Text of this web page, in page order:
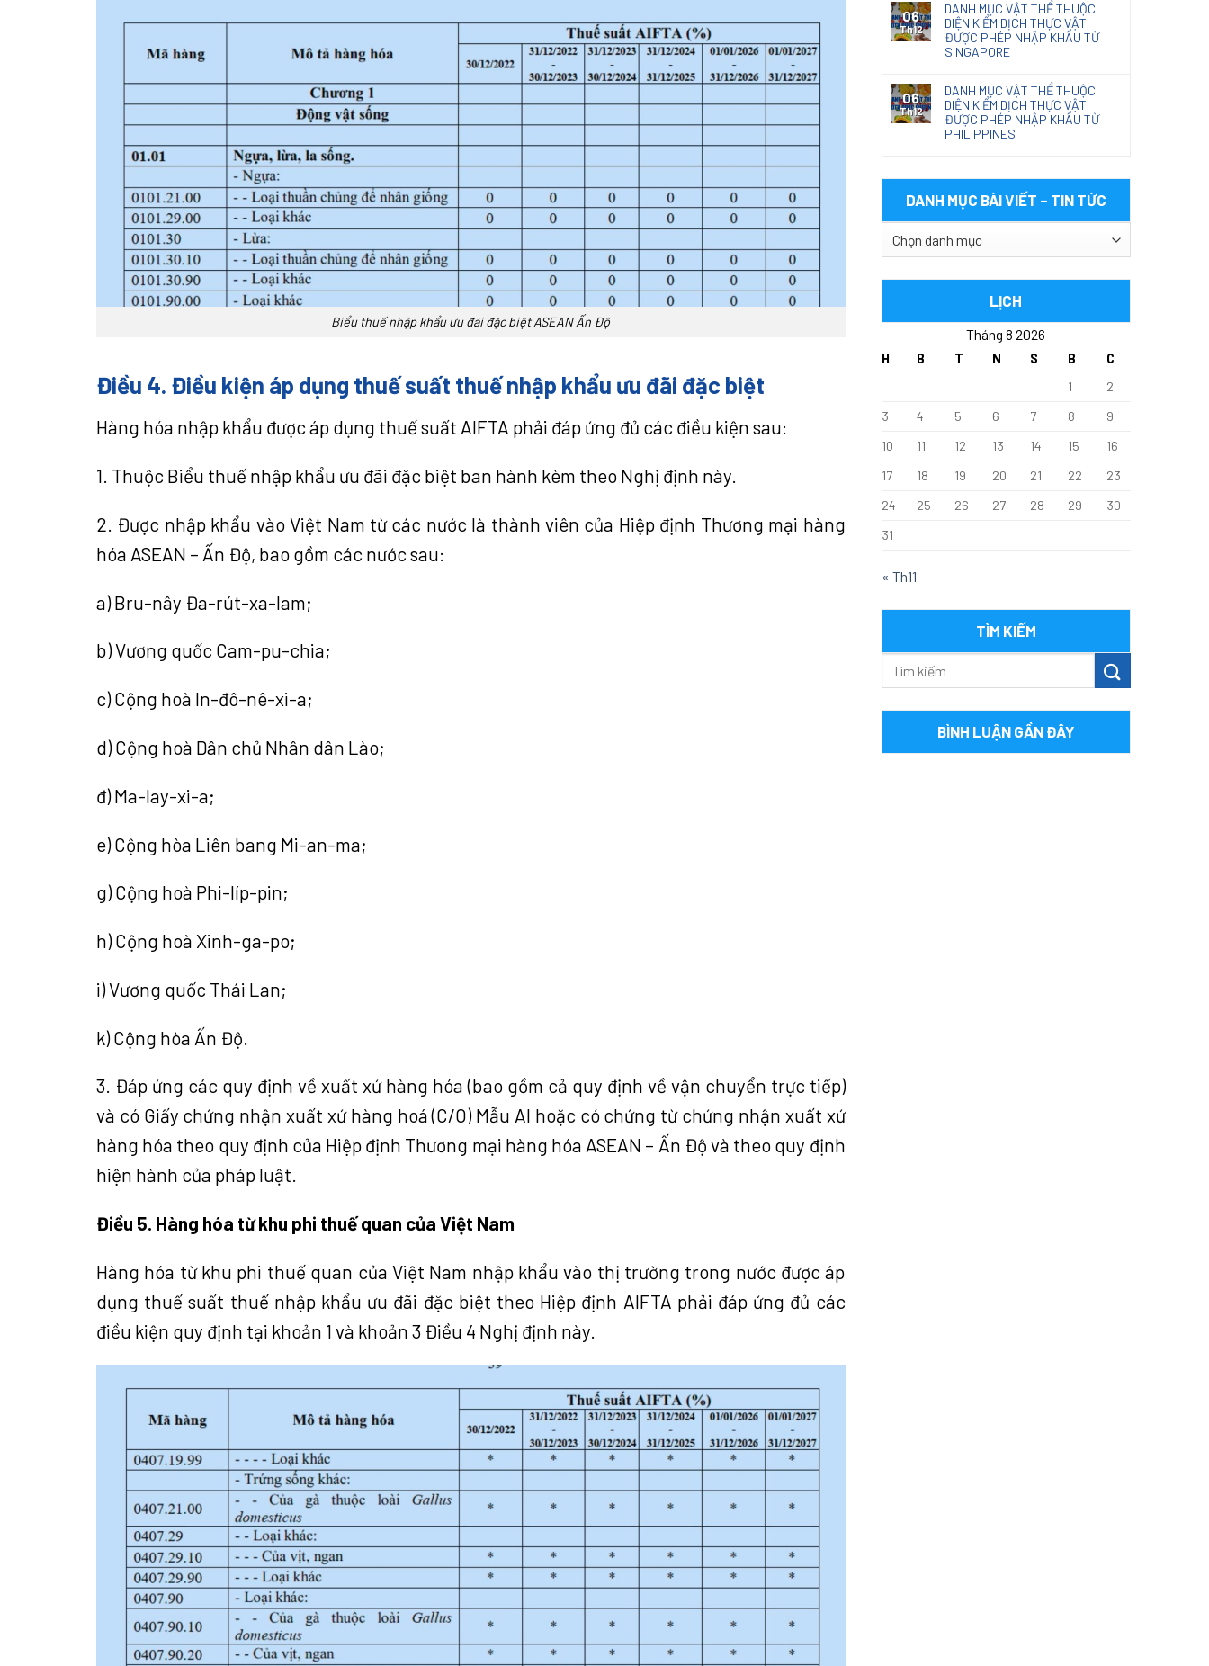
Biểu thuế nhập khẩu ưu đãi đặc biệt ASEAN Ấn Độ
Điều 4. Điều kiện áp dụng thuế suất thuế nhập khẩu ưu đãi đặc biệt
Hàng hóa nhập khẩu được áp dụng thuế suất AIFTA phải đáp ứng đủ các điều kiện sau:
1. Thuộc Biểu thuế nhập khẩu ưu đãi đặc biệt ban hành kèm theo Nghị định này.
2. Được nhập khẩu vào Việt Nam từ các nước là thành viên của Hiệp định Thương mại hàng
hóa ASEAN – Ấn Độ, bao gồm các nước sau:
a)Bru-nây Đa-rút-xa-lam;
b)Vương quốc Cam-pu-chia;
c)Cộng hoà In-đô-nê-xi-a;
d)Cộng hoà Dân chủ Nhân dân Lào;
đ) Ma-lay-xi-a;
e)Cộng hòa Liên bang Mi-an-ma;
g)Cộng hoà Phi-líp-pin;
h)Cộng hoà Xinh-ga-po;
i)Vương quốc Thái Lan;
k) Cộng hòa Ấn Độ.
3. Đáp ứng các quy định về xuất xứ hàng hóa (bao gồm cả quy định về vận chuyển trực tiếp)
và có Giấy chứng nhận xuất xứ hàng hoá (C/O) Mẫu AI hoặc có chứng từ chứng nhận xuất xứ
hàng hóa theo quy định của Hiệp định Thương mại hàng hóa ASEAN – Ấn Độ và theo quy định
hiện hành của pháp luật.
Điều 5. Hàng hóa từ khu phi thuế quan của Việt Nam
Hàng hóa từ khu phi thuế quan của Việt Nam nhập khẩu vào thị trường trong nước được áp
dụng thuế suất thuế nhập khẩu ưu đãi đặc biệt theo Hiệp định AIFTA phải đáp ứng đủ các
điều kiện quy định tại khoản 1 và khoản 3 Điều 4 Nghị định này.
06
Th12
DANH MỤC VẬT THỂ THUỘC
DIỆN KIỂM DỊCH THỰC VẬT
ĐƯỢC PHÉP NHẬP KHẨU TỪ
SINGAPORE
06
Th12
DANH MỤC VẬT THỂ THUỘC
DIỆN KIỂM DỊCH THỰC VẬT
ĐƯỢC PHÉP NHẬP KHẨU TỪ
PHILIPPINES
DANH MỤC BÀI VIẾT – TIN TỨC
TỨC
LỊCH
Tháng 8 2026
H B T N S B
C
1
2
3
4 5 6 7 8
9
10
11 12 13 14 15
16
17
18 19 20 21 22
23
24
25 26 27 28 29
30
31
« Th11
TÌM KIẾM
BÌNH LUẬN GẦN ĐÂY